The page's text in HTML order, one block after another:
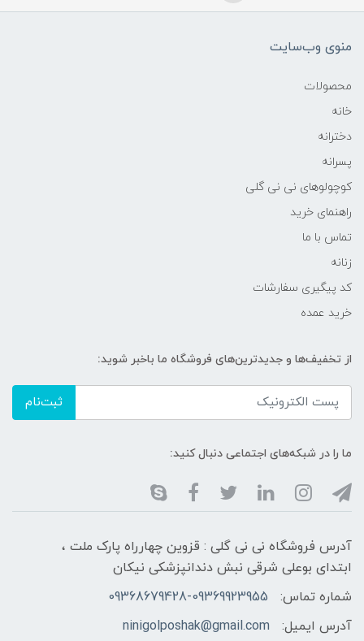
منوی وب‌سایت
محصولات
خانه
دخترانه
پسرانه
کوچولوهای نی نی گلی
راهنمای خرید
تماس با ما
زنانه
کد پیگیری سفارشات
خرید عمده
از تخفیف‌ها و جدیدترین‌های فروشگاه ما باخبر شوید:
ثبت‌نام
ما را در شبکه‌های اجتماعی دنبال کنید:
آدرس فروشگاه نی نی گلی : قزوین چهارراه پارک ملت ،
ابتدای بوعلی شرقی نبش دندانپزشکی نیکان
شماره تماس:
09368679428-09369923955
آدرس ایمیل:
ninigolposhak@gmail.com